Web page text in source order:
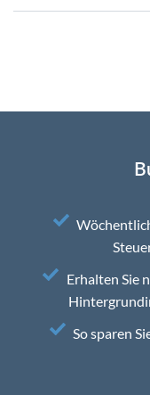
Erhalten Sie
So sparen